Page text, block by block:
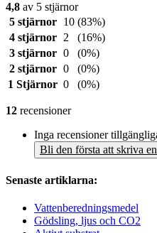
4,8 av 5 stjärnor
5 stjärnor
10 (83%)
4 stjärnor
2
(16%)
3 stjärnor 0
(0%)
2 stjärnor 0
(0%)
1 Stjärnor 0 (0%)
12 recensioner
Inga recensioner
Bli den första att skriva
Senaste artiklarna:
Vattenberedningsmedel
Gödsling, ljus och CO2